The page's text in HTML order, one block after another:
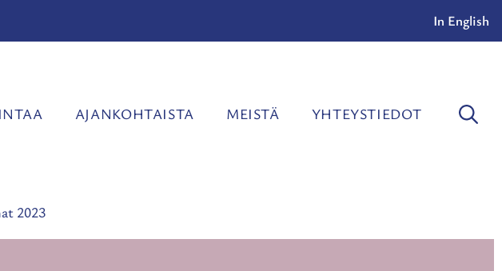
In English
AJANKOHTAISTA MEISTÄ YHTEYSTIEDOT
2023